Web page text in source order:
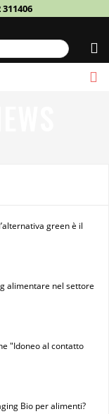
311406
green è il
alimentare nel settore
"Idoneo al contatto
Bio per alimenti?